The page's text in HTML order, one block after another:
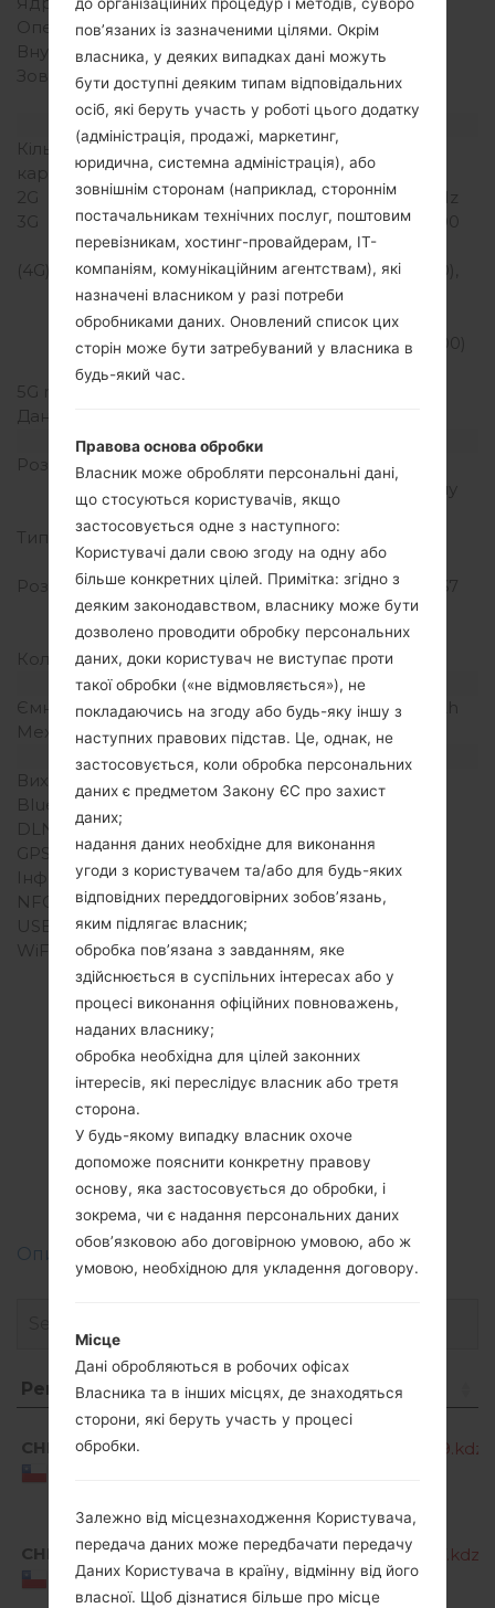
Оперативна память
1.5GB
Внутрішня память
16GB
Зовнішня память
microSD, до 32 GB
(виділений слот)
Мережа та дані
Кількість місць для сім
карт
1 Нано SIM
2G
GSM 900/1800/1900 MHz
3G
HSPA 850/900/1900/2100
MHz
(4G) LTE
LTE band 1(2100), 2(1900),
3(1800), 4(1700/2100),
5(850), 7(2600), 12(700),
20(800), 29(700), 30(2300)
5G network
Дані
Дисплей
Розмір екрану
5.5 in (~71.5%
співвідношення екрану
до тіла)
Тип екрану
IPS LCD ємнісний
сенсорний екран
Розширення екрану
720 x 1280 пікселів (~267
щільність пікселів на
дюйм)
Кольори екрану
16M кольорів
Акамулятор і клавіатура
Ємність акумулятора
Зємний Li-Ion 2800 mAh
Механічна клавіатура
-
Інтерфейси
Вихід для аудіо
3.5mm jack
Bluetooth
Версія 4.2, A2DP, LE
DLNA
GPS
Так, A-GPS, GLONASS
Інфрачервоний порт
Ні
NFC
Ні
USB
WiFi
Wi-Fi 802.11 a/b/g/n/ac,
dual-band, WiFi Direct,
hotspot
Прошивки
LGK240F(LGK240F)
akaLG X Max
Описання регіонів прошивок телефонів LG
Регіон Назва файлу
Регіон
Назва файлу
CHL
K240F10b_00_OPEN_SCA_OP_0719.kdz
CHL
Chile
K240F10c_00_OPEN_SCA_OP_1207.kdz
пов’язаних із зазначеними цілями. Окрім
власника, у деяких випадках дані можуть
бути доступні деяким типам відповідальних
осіб, які беруть участь у роботі цього додатку
(адміністрація, продажі, маркетинг,
юридична, системна адміністрація), або
зовнішнім сторонам (наприклад, стороннім
постачальникам технічних послуг, поштовим
перевізникам, хостинг-провайдерам, ІТ-
компаніям, комунікаційним агентствам), які
назначені власником у разі потреби
обробниками даних. Оновлений список цих
сторін може бути затребуваний у власника в
будь-який час.
Правова основа обробки
Власник може обробляти персональні дані,
що стосуються користувачів, якщо
застосовується одне з наступного:
Користувачі дали свою згоду на одну або
більше конкретних цілей. Примітка: згідно з
деяким законодавством, власнику може бути
дозволено проводити обробку персональних
даних, доки користувач не виступає проти
такої обробки («не відмовляється»), не
покладаючись на згоду або будь-яку іншу з
наступних правових підстав. Це, однак, не
застосовується, коли обробка персональних
даних є предметом Закону ЄС про захист
даних;
надання даних необхідне для виконання
угоди з користувачем та/або для будь-яких
відповідних переддоговірних зобов’язань,
яким підлягає власник;
обробка пов’язана з завданням, яке
здійснюється в суспільних інтересах або у
процесі виконання офіційних повноважень,
наданих власнику;
обробка необхідна для цілей законних
інтересів, які переслідує власник або третя
сторона.
У будь-якому випадку власник охоче
допоможе пояснити конкретну правову
основу, яка застосовується до обробки, і
зокрема, чи є надання персональних даних
обов’язковою або договірною умовою, або ж
умовою, необхідною для укладення договору.
Місце
Дані обробляються в робочих офісах
Власника та в інших місцях, де знаходяться
сторони, які беруть участь у процесі
обробки.
Залежно від місцезнаходження Користувача,
передача даних може передбачати передачу
Даних Користувача в країну, відмінну від його
власної. Щоб дізнатися більше про місце